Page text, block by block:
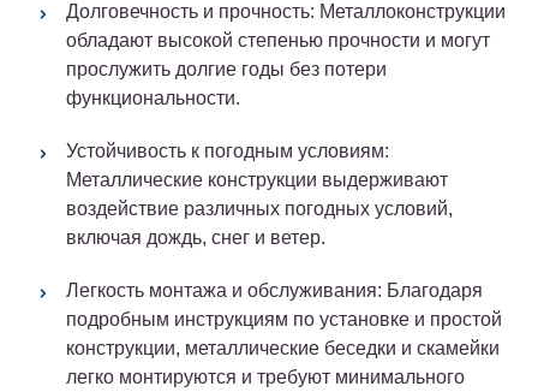
Долговечность и прочность: Металлоконструкции
обладают высокой степенью прочности и могут
прослужить долгие годы без потери
функциональности.
Устойчивость к погодным условиям:
Металлические конструкции выдерживают
воздействие различных погодных условий,
включая дождь, снег и ветер.
Легкость монтажа и обслуживания: Благодаря
подробным инструкциям по установке и простой
конструкции, металлические беседки и скамейки
легко монтируются и требуют минимального